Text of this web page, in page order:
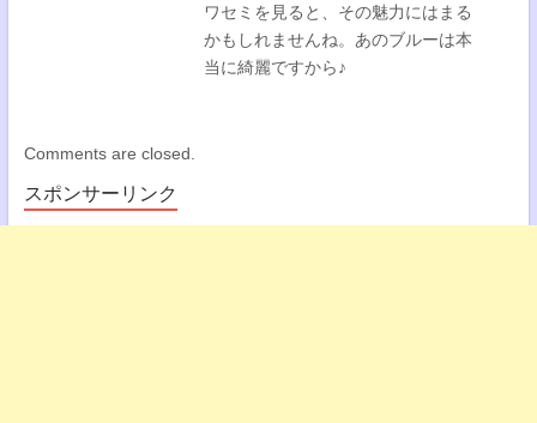
ワセミを見ると、その魅力にはまる
かもしれませんね。あのブルーは本
当に綺麗ですから♪
Comments are closed.
スポンサーリンク